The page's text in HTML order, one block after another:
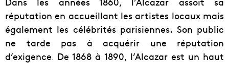
réputation en accueillant les artistes locaux mais
également les célébrités parisiennes. Son public
ne tarde pas à acquérir une réputation
d’exigence. De 1868 à 1890, l’Alcazar est un haut